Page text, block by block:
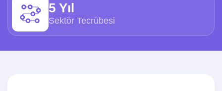
5 Yıl
Sektör Tecrübesi